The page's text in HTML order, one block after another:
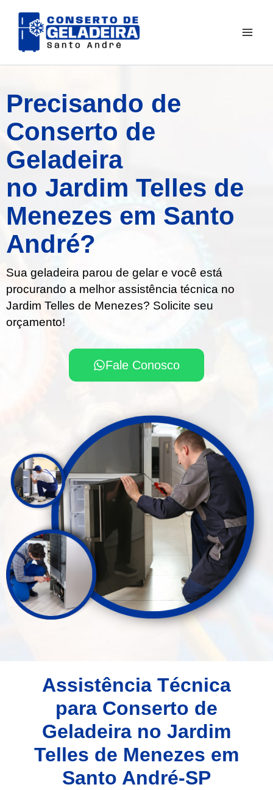
para
Precisando de
Conserto de
Geladeira
no Jardim Telles de
Menezes em Santo
André?
Sua geladeira parou de gelar e você está
procurando a melhor assistência técnica no
Jardim Telles de Menezes? Solicite seu
orçamento!
Fale Conosco
Assistência Técnica
para Conserto de
Geladeira no Jardim
Telles de Menezes em
Santo André-SP